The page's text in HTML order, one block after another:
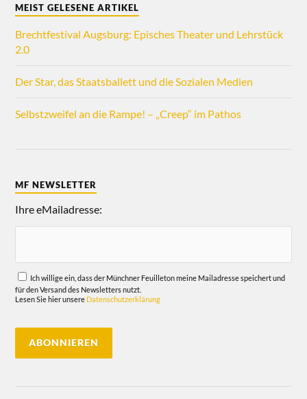
MEIST GELESENE ARTIKEL
Brechtfestival Augsburg: Episches Theater und Lehrstück
2.0
Der Star, das Staatsballett und die Sozialen Medien
Selbstzweifel an die Rampe! – „Creep“ im Pathos
MF NEWSLETTER
Ihre eMailadresse:
Ich willige ein, dass der Münchner Feuilleton meine Mailadresse speichert und
für den Versand des Newsletters nutzt.
Lesen Sie hier unsere Datenschutzerklärung